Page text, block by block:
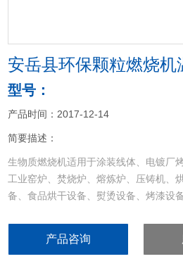
安岳县环保颗粒燃烧机
型号：
产品时间：2017-12-14
简要描述：
生物质燃烧机适用于涂装线体、电镀厂
工业窑炉、焚烧炉、熔炼炉、压铸机、
备、食品烘干设备、熨烫设备、烤漆设
产品咨询